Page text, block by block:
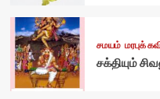
சமயம் மரபுக்
சக்தியும்